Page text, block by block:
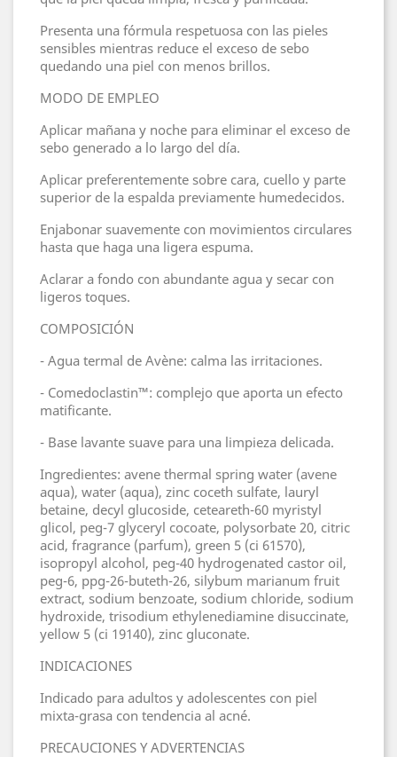
Presenta una fórmula respetuosa con las pieles
sensibles mientras reduce el exceso de sebo
quedando una piel con menos brillos.
MODO DE EMPLEO
Aplicar mañana y noche para eliminar el exceso de
sebo generado a lo largo del día.
Aplicar preferentemente sobre cara, cuello y parte
superior de la espalda previamente humedecidos.
Enjabonar suavemente con movimientos circulares
hasta que haga una ligera espuma.
Aclarar a fondo con abundante agua y secar con
ligeros toques.
COMPOSICIÓN
- Agua termal de Avène: calma las irritaciones.
- Comedoclastin™: complejo que aporta un efecto
matificante.
- Base lavante suave para una limpieza delicada.
Ingredientes: avene thermal spring water (avene
aqua), water (aqua), zinc coceth sulfate, lauryl
betaine, decyl glucoside, ceteareth-60 myristyl
glicol, peg-7 glyceryl cocoate, polysorbate 20, citric
acid, fragrance (parfum), green 5 (ci 61570),
isopropyl alcohol, peg-40 hydrogenated castor oil,
peg-6, ppg-26-buteth-26, silybum marianum fruit
extract, sodium benzoate, sodium chloride, sodium
hydroxide, trisodium ethylenediamine disuccinate,
yellow 5 (ci 19140), zinc gluconate.
INDICACIONES
Indicado para adultos y adolescentes con piel
mixta-grasa con tendencia al acné.
PRECAUCIONES Y ADVERTENCIAS